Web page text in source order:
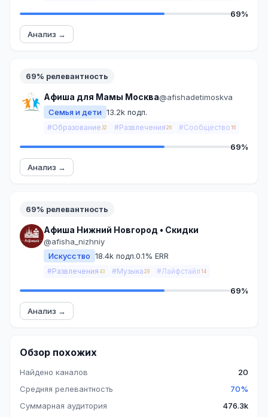
69%
Анализ →
69% релевантность
Афиша для Мамы Москва@afishadetimoskva
Семья и дети 13.2k подп.
#Образование 32 #Развлечения 26 #Сообщество 16
69%
Анализ →
69% релевантность
Афиша Нижний Новгород • Скидки
@afisha_nizhniy
Искусство 18.4k подп.0.1% ERR
#Развлечения 43 #Музыка 29 #Лайфстайл 14
69%
Анализ →
Обзор похожих
Найдено каналов
20
Средняя релевантность
70%
Суммарная аудитория
476.3k